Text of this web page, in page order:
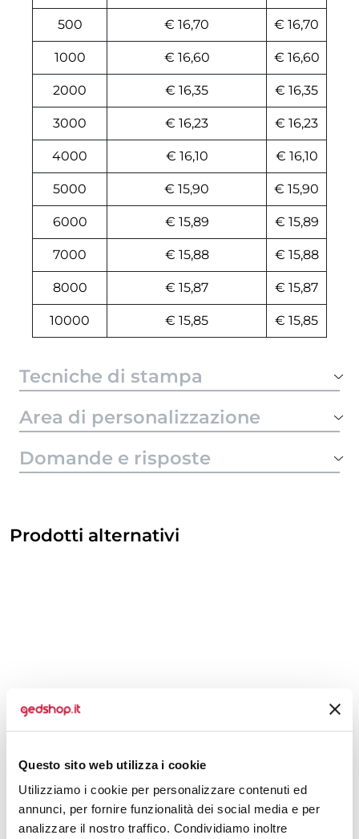
Questo sito web utilizza i cookie
Utilizziamo i cookie per personalizzare contenuti ed
annunci, per fornire funzionalità dei social media e per
analizzare il nostro traffico. Condividiamo inoltre
500 € 16,70 € 16,70
1000 € 16,60 € 16,60
2000 € 16,35 € 16,35
3000 € 16,23 € 16,23
4000 € 16,10 € 16,10
5000 € 15,90 € 15,90
6000 € 15,89 € 15,89
7000 € 15,88 € 15,88
8000 € 15,87 € 15,87
10000 € 15,85 € 15,85
Tecniche di stampa
Area di personalizzazione
Domande e risposte
Prodotti alternativi